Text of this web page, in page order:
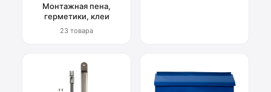
Монтажная пена,
герметики, клеи
23 товара